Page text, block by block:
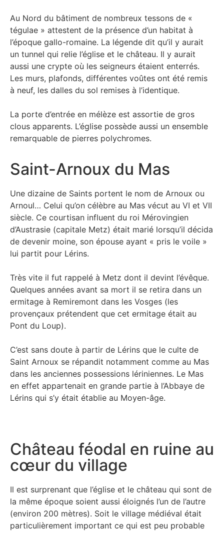
Au Nord du bâtiment de nombreux tessons de «
tégulae » attestent de la présence d’un habitat à
l’époque gallo-romaine. La légende dit qu’il y aurait
un tunnel qui relie l’église et le château. Il y aurait
aussi une crypte où les seigneurs étaient enterrés.
Les murs, plafonds, différentes voûtes ont été remis
à neuf, les dalles du sol remises à l’identique.
La porte d’entrée en mélèze est assortie de gros
clous apparents. L’église possède aussi un ensemble
remarquable de pierres polychromes.
Saint-Arnoux du Mas
Une dizaine de Saints portent le nom de Arnoux ou
Arnoul… Celui qu’on célèbre au Mas vécut au VI et VII
siècle. Ce courtisan influent du roi Mérovingien
d’Austrasie (capitale Metz) était marié lorsqu’il décida
de devenir moine, son épouse ayant « pris le voile »
lui partit pour Lérins.
Très vite il fut rappelé à Metz dont il devint l’évêque.
Quelques années avant sa mort il se retira dans un
ermitage à Remiremont dans les Vosges (les
provençaux prétendent que cet ermitage était au
Pont du Loup).
C’est sans doute à partir de Lérins que le culte de
Saint Arnoux se répandit notamment comme au Mas
dans les anciennes possessions lériniennes. Le Mas
en effet appartenait en grande partie à l’Abbaye de
Lérins qui s’y était établie au Moyen-âge.
Château féodal en ruine au
cœur du villag​e
Il est surprenant que l’église et le château qui sont de
la même époque soient aussi éloignés l’un de l’autre
(environ 200 mètres). Soit le village médiéval était
particulièrement important ce qui est peu probable